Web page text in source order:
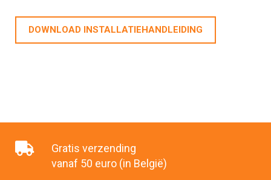
DOWNLOAD INSTALLATIEHANDLEIDING
Gratis verzending
vanaf 50 euro (in België)